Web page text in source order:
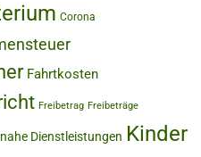
Corona
Fahrtkosten
Freibetrag Freibeträge
Dienstleistungen Kinder